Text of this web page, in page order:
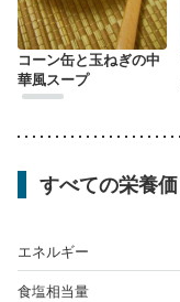
コーン缶と玉ねぎの中
華風スープ
すべての栄養価
エネルギー
食塩相当量